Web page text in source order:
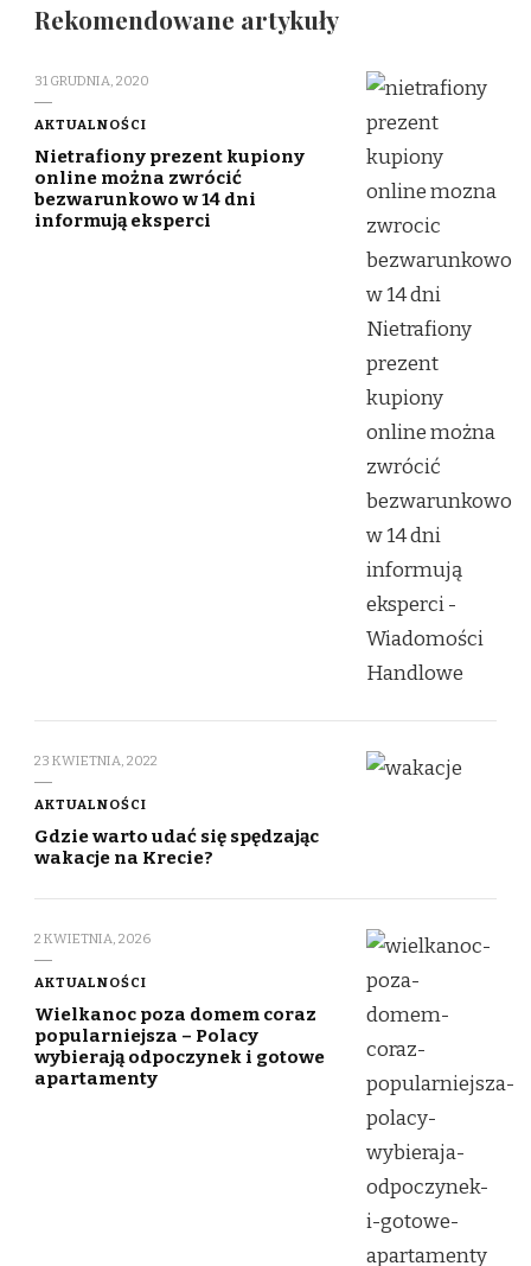
Rekomendowane artykuły
31 GRUDNIA, 2020
AKTUALNOŚCI
Nietrafiony prezent kupiony
online można zwrócić
bezwarunkowo w 14 dni
informują eksperci
23 KWIETNIA, 2022
AKTUALNOŚCI
Gdzie warto udać się spędzając
wakacje na Krecie?
2 KWIETNIA, 2026
AKTUALNOŚCI
Wielkanoc poza domem coraz
popularniejsza – Polacy
wybierają odpoczynek i gotowe
apartamenty